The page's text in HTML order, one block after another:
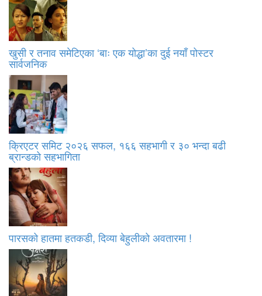
खुसी र तनाव समेटिएका ‘बाः एक योद्धा’का दुई नयाँ पोस्टर
सार्वजनिक
क्रिएटर समिट २०२६ सफल, १६६ सहभागी र ३० भन्दा बढी
ब्रान्डको सहभागिता
पारसको हातमा हतकडी, दिव्या बेहुलीको अवतारमा !